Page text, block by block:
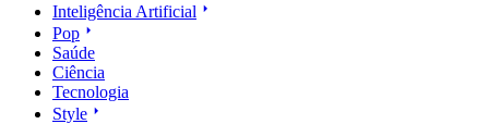
Inteligência Artificial
Pop
Saúde
Ciência
Tecnologia
Style